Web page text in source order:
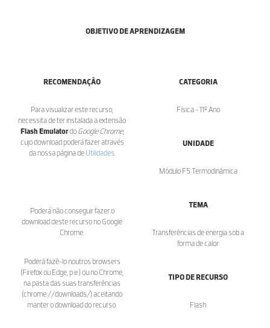
OBJETIVO DE APRENDIZAGEM
RECOMENDAÇÃO
Para visualizar este recurso,
necessita de ter instalada a extensão
Flash Emulatordo Google Chrome,
cujo download poderá fazer através
da nossa página de Utilidades
Poderá não conseguir fazer o
download deste recurso no Google
Chrome.
Poderá fazê-lo noutros browsers
(Firefox ou Edge, p.e.) ou no Chrome,
na pasta das suas transferências
(chrome://downloads/) aceitando
manter o download do recurso.
CATEGORIA
Física - 11º Ano
UNIDADE
Módulo F5:Termodinâmica
TEMA
Transferências de energia sob a
forma de calor
TIPO DE RECURSO
Flash